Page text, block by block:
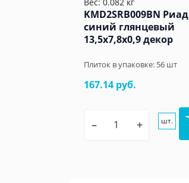
KMD2SRB009BN Риад
синий глянцевый
13,5x7,8x0,9 декор
Плиток в упаковке: 56 шт
167.14 руб.
– + шт.